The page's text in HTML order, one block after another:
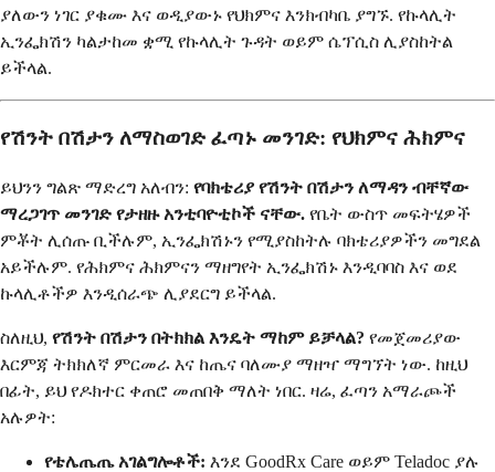
ያለውን ነገር ያቁሙ እና ወዲያውኑ የህክምና እንክብካቤ ያግኙ. የኩላሊት
ኢንፌክሽን ካልታከመ ቋሚ የኩላሊት ጉዳት ወይም ሴፕሲስ ሊያስከትል
ይችላል.
የሽንት በሽታን ለማስወገድ ፈጣኑ መንገድ: የህክምና ሕክምና
ይህንን ግልጽ ማድረግ አለብን: የባክቴሪያ የሽንት በሽታን ለማዳን ብቸኛው
ማረጋገጥ መንገድ የታዘዙ አንቲባዮቲኮች ናቸው. የቤት ውስጥ መፍትሄዎች
ምቾት ሊሰጡ ቢችሉም, ኢንፌክሽኑን የሚያስከትሉ ባክቴሪያዎችን መግደል
አይችሉም. የሕክምና ሕክምናን ማዘግየት ኢንፌክሽኑ እንዲባባስ እና ወደ
ኩላሊቶችዎ እንዲሰራጭ ሊያደርግ ይችላል.
ስለዚህ, የሽንት በሽታን በትክክል እንዴት ማከም ይቻላል? የመጀመሪያው
እርምጃ ትክክለኛ ምርመራ እና ከጤና ባለሙያ ማዘዣ ማግኘት ነው. ከዚህ
በፊት, ይህ የዶክተር ቀጠሮ መጠበቅ ማለት ነበር. ዛሬ, ፈጣን አማራጮች
አሉዎት:
የቴሌጤጤ አገልግሎቶች: እንደ GoodRx Care ወይም Teladoc ያሉ